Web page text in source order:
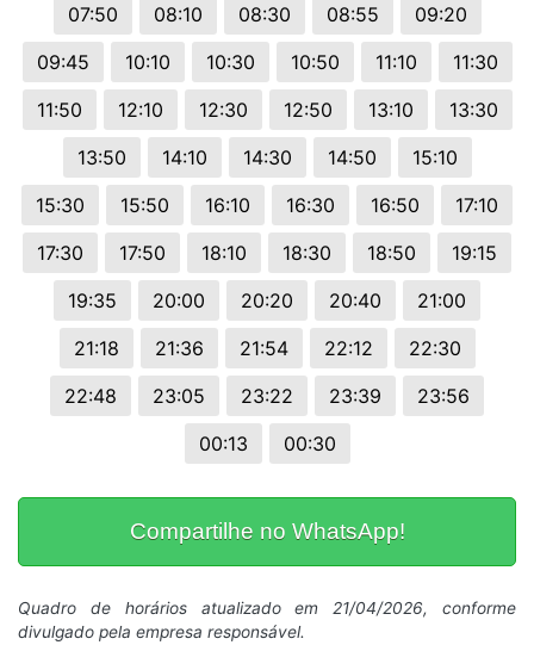
07:50
08:10 08:30 08:55
09:20
09:45
10:10 10:30 10:50 11:10
11:30
11:50
12:10 12:30 12:50 13:10
13:30
13:50
14:10 14:30 14:50
15:10
15:30
15:50 16:10 16:30 16:50
17:10
17:30
17:50 18:10 18:30 18:50
19:15
19:35
20:00 20:20 20:40
21:00
21:18
21:36 21:54 22:12
22:30
22:48
23:05 23:22 23:39
23:56
00:13
00:30
Compartilhe no WhatsApp!
Quadro de horários atualizado em 21/04/2026, conforme
divulgado pela empresa responsável.